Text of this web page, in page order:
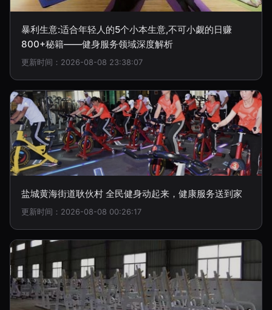
暴利生意:适合年轻人的5个小本生意,不可小觑的日赚
800+秘籍——健身服务领域深度解析
更新时间：2026-08-08 23:38:07
盐城黄海街道耿伙村 全民健身动起来，健康服务送到家
更新时间：2026-08-08 00:26:17